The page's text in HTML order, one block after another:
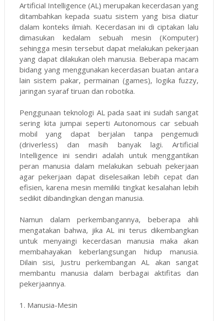
Artificial Intelligence (AL) merupakan kecerdasan yang
ditambahkan kepada suatu sistem yang bisa diatur
dalam konteks ilmiah. Kecerdasan ini di ciptakan lalu
dimasukan kedalam sebuah mesin (Komputer)
sehingga mesin tersebut dapat melakukan pekerjaan
yang dapat dilakukan oleh manusia. Beberapa macam
bidang yang menggunakan kecerdasan buatan antara
lain sistem pakar, permainan (games), logika fuzzy,
jaringan syaraf tiruan dan robotika.
Penggunaan teknologi AL pada saat ini sudah sangat
sering kita jumpai seperti Autonomous car sebuah
mobil yang dapat berjalan tanpa pengemudi
(driverless) dan masih banyak lagi. Artificial
Intelligence ini sendiri adalah untuk menggantikan
peran manusia dalam melakukan sebuah pekerjaan
agar pekerjaan dapat diselesaikan lebih cepat dan
efisien, karena mesin memiliki tingkat kesalahan lebih
sedikit dibandingkan dengan manusia.
Namun dalam perkembangannya, beberapa ahli
mengatakan bahwa, jika AL ini terus dikembangkan
untuk menyaingi kecerdasan manusia maka akan
membahayakan keberlangsungan hidup manusia.
Dilain sisi, Justru perkembangan AL akan sangat
membantu manusia dalam berbagai aktifitas dan
pekerjaannya.
1. Manusia-Mesin